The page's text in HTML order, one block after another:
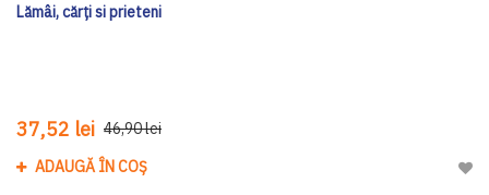
Lămâi, cărți si prieteni
37,52 lei 46,90 lei
ADAUGĂ ÎN COȘ